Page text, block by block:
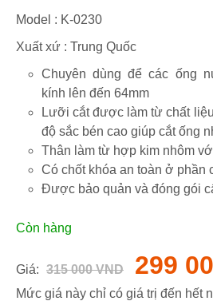
Model : K-0230
Xuất xứ : Trung Quốc
Chuyên dùng để các ống nước nhựa với đường
kính lên đến 64mm
Lưỡi cắt được làm từ chất liệu thép với độ cứng cáp,
độ sắc bén cao giúp cắt ống
Thân làm từ hợp kim nhôm
Có chốt khóa an toàn ở phần
Được bảo quản và đóng gói
Còn hàng
Giá: 315 000 VND 299
Mức giá này chỉ có giá trị đến hết